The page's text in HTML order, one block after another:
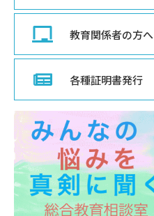
教育関係者の方へ
各種証明書発行